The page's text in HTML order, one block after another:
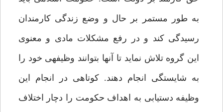
به طور مستمر بر حال و وضع زندگى كارمندان
رسيدگى كند و در رفع مشكلات مادى و معنوى
اين گروه تلاش نمايد تا آنها بتوانند وظيفه‏ى خود را
به شايستگى انجام دهند. كوتاهى در انجام اين
وظيفه دستيابى به اهداف حكومت را دچار اختلاف